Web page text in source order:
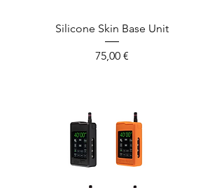
Silicone Skin Base Unit
Prix
75,00 €